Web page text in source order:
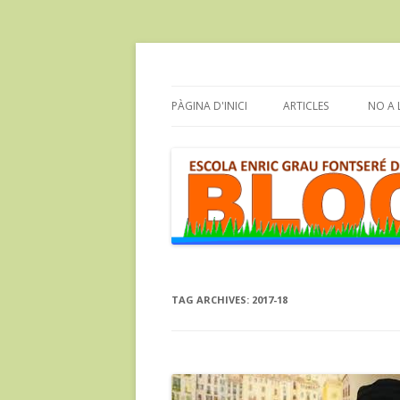
PÀGINA D'INICI ARTICLES NO A
TAG ARCHIVES: 2017-18